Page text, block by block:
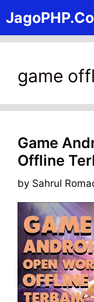
to
content
game
Game
Offline
by Sahrul